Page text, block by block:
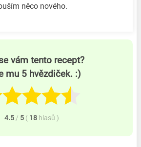
něco nového.
vám tento recept?
mu 5 hvězdiček. :)
4.5 / 5 ( 18 hlasů )